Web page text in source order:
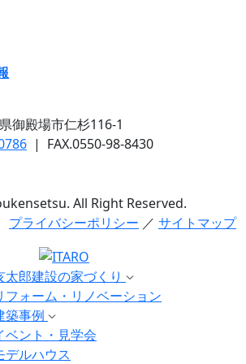
御殿場市仁杉116-1
| FAX.0550-98-8430
All Right Reserved.
プライバシーポリシー ／ サイトマップ
太郎建設の家づくり
フォーム・リノベーション
築事例
ベント・見学会
デルハウス